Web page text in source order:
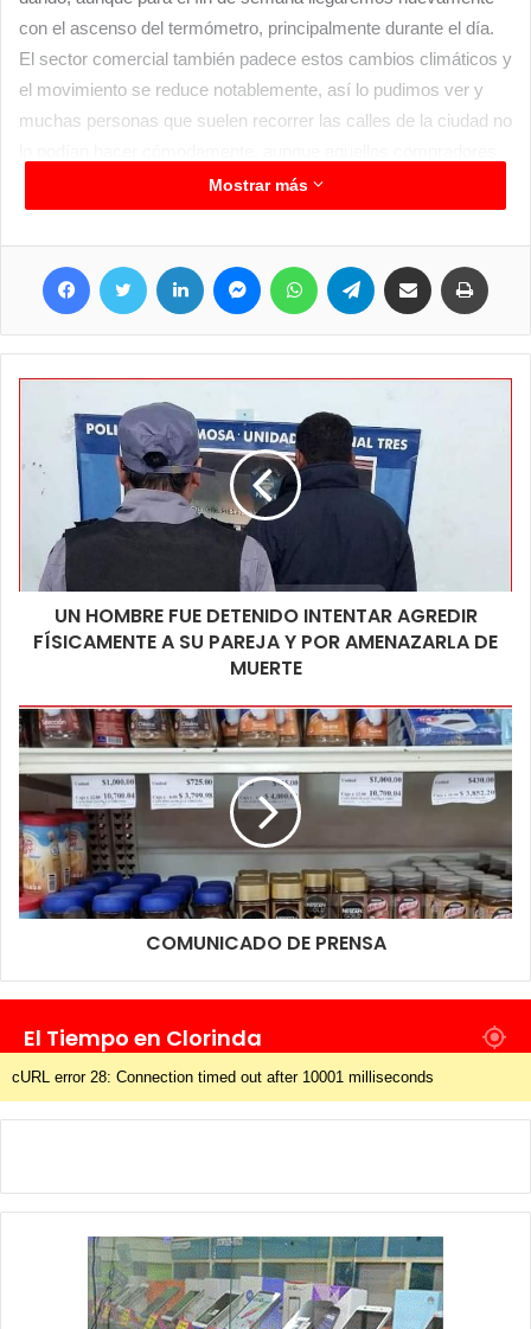
con el ascenso del termómetro, principalmente durante el día.
El sector comercial también padece estos cambios climáticos y
el movimiento se reduce notablemente, así lo pudimos ver y
muchas personas que suelen recorrer las calles de la ciudad no
que se encontraban en vehículos si tenían esa alternativa de
llegarse y bajar más cómodamente ya que incluso había
menos circulación vehicular por ejemplo desde avenida 25 de
Mayo hacia el este.
Mostrar más
Facebook Twitter LinkedIn MessengerWhatsApp Telegram Compartir por correo electrónico
UN HOMBRE FUE DETENIDO INTENTAR AGREDIR
FÍSICAMENTE A SU PAREJA Y POR AMENAZARLA DE
MUERTE
COMUNICADO DE PRENSA
El Tiempo en Clorinda
cURL error 28: Connection timed out after 10001 milliseconds